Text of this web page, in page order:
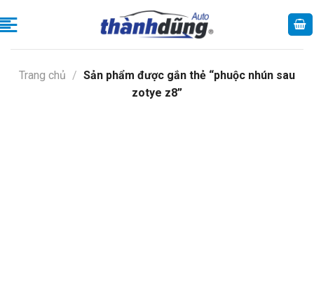
to
Trang chủ / Sản phẩm được gắn thẻ “phuộc nhún sau
zotye z8”